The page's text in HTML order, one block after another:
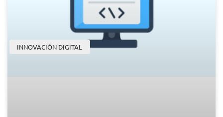
INNOVACIÓN DIGITAL